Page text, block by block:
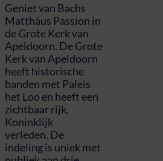
Geniet van Bachs
Matthäus Passion in
de Grote Kerk van
Apeldoorn. De Grote
Kerk van Apeldoorn
heeft historische
banden met Paleis
het Loo en heeft een
zichtbaar rijk,
Koninklijk
verleden. De
indeling is uniek met